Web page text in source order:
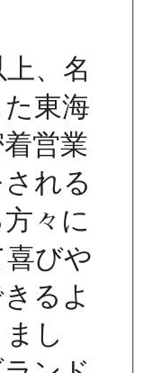
、名
東海
営業
れる
々に
びや
るよ
し